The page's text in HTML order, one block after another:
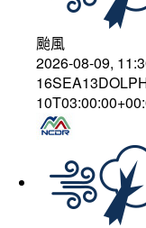
颱風
2026-08-09,